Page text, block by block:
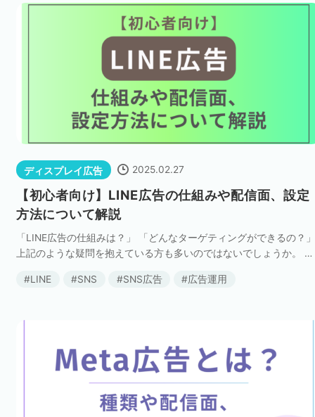
ディスプレイ広告 2025.02.27
【初心者向け】LINE広告の仕組みや配信面、設定
方法について解説
「LINE広告の仕組みは？」 「どんなターゲティングができるの？」
上記のような疑問を抱えている方も多いのではないでしょうか。 国
告を配信できるLINE広告 […]
LINE SNS SNS広告 広告運用